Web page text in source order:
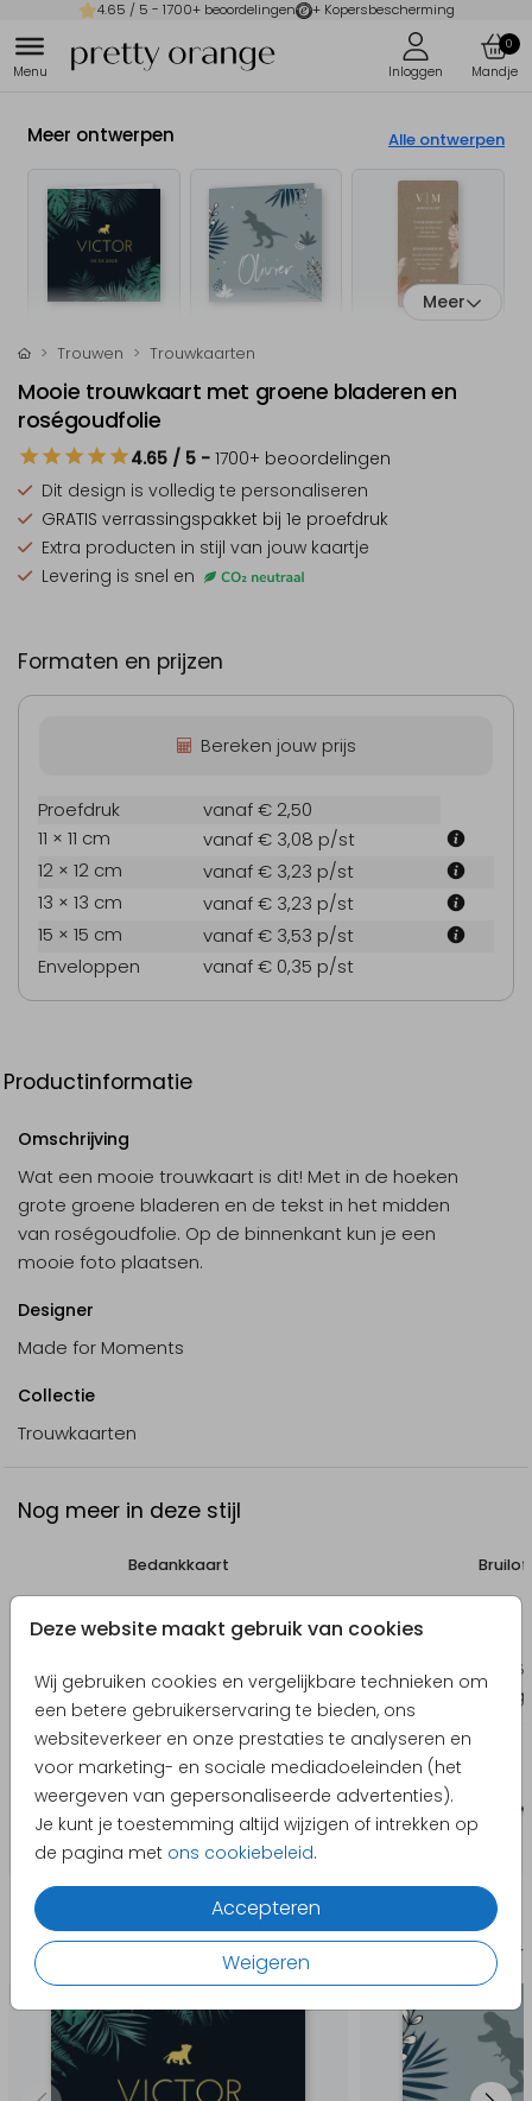
4.65 / 5 - 1700+ beoordelingen + Kopersbescherming
0
Deze website maakt gebruik van cookies
Wij gebruiken cookies en vergelijkbare technieken om
een betere gebruikerservaring te bieden, ons
websiteverkeer en onze prestaties te analyseren en
voor marketing- en sociale mediadoeleinden (het
weergeven van gepersonaliseerde advertenties).
Je kunt je toestemming altijd wijzigen of intrekken op
de pagina met ons cookiebeleid.
Accepteren
Weigeren
Meer ontwerpen Alle ontwerpen
Meer
Trouwen Trouwkaarten
Mooie trouwkaart met groene bladeren en
roségoudfolie
4.65 / 5 - 1700+ beoordelingen
Dit design is volledig te personaliseren
GRATIS verrassingspakket bij 1e proefdruk
Extra producten in stijl van jouw kaartje
Levering is snel en
Formaten en prijzen
Bereken jouw prijs
Proefdruk
vanaf € 2,50
11 × 11 cm
vanaf € 3,08 p/st
12 × 12 cm
vanaf € 3,23 p/st
13 × 13 cm
vanaf € 3,23 p/st
15 × 15 cm
vanaf € 3,53 p/st
Enveloppen
vanaf € 0,35 p/st
Productinformatie
Omschrijving
Wat een mooie trouwkaart is dit! Met in de hoeken
grote groene bladeren en de tekst in het midden
van roségoudfolie. Op de binnenkant kun je een
mooie foto plaatsen.
Designer
Made for Moments
Collectie
Trouwkaarten
Nog meer in deze stijl
Bedankkaart
Producten die hierop lijken
Geboortekaartje